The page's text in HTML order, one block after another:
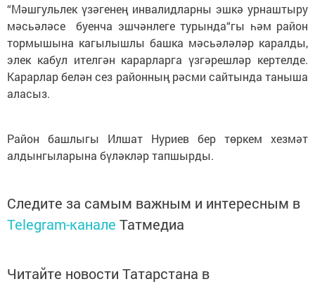
“Мәшгульлек үзәгенең инвалидларны эшкә урнаштыру
мәсьәләсе буенча эшчәнлеге турында“гы һәм район
тормышына кагылышлы башка мәсьәләләр каралды,
элек кабул ителгән карарларга үзгәрешләр кертелде.
Карарлар белән сез районның рәсми сайтында таныша
аласыз.
Район башлыгы Илшат Нуриев бер төркем хезмәт
алдынгыларына бүләкләр тапшырды.
Следите за самым важным и интересным в
Telegram-канале Татмедиа
Читайте новости Татарстана в